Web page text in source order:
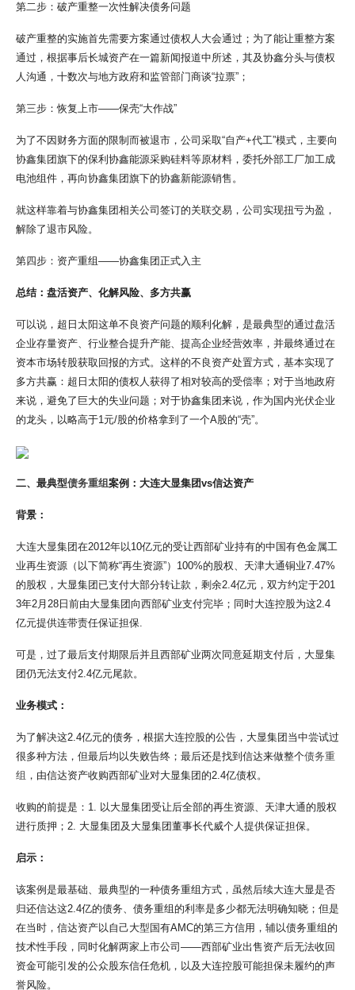
第二步：破产重整一次性解决债务问题
破产重整的实施首先需要方案通过债权人大会通过；为了能让重整方案
通过，根据事后长城资产在一篇新闻报道中所述，其及协鑫分头与债权
人沟通，十数次与地方政府和监管部门商谈“拉票”；
第三步：恢复上市——保壳“大作战”
为了不因财务方面的限制而被退市，公司采取“自产+代工”模式，主要向
协鑫集团旗下的保利协鑫能源采购硅料等原材料，委托外部工厂加工成
电池组件，再向协鑫集团旗下的协鑫新能源销售。
就这样靠着与协鑫集团相关公司签订的关联交易，公司实现扭亏为盈，
解除了退市风险。
第四步：资产重组——协鑫集团正式入主
总结：盘活资产、化解风险、多方共赢
可以说，超日太阳这单不良资产问题的顺利化解，是最典型的通过盘活
企业存量资产、行业整合提升产能、提高企业经营效率，并最终通过在
资本市场转股获取回报的方式。这样的不良资产处置方式，基本实现了
多方共赢：超日太阳的债权人获得了相对较高的受偿率；对于当地政府
来说，避免了巨大的失业问题；对于协鑫集团来说，作为国内光伏企业
的龙头，以略高于1元/股的价格拿到了一个A股的“壳”。
二、最典型债务重组案例：大连大显集团vs信达资产
背景：
大连大显集团在2012年以10亿元的受让西部矿业持有的中国有色金属工
业再生资源（以下简称“再生资源”）100%的股权、天津大通铜业7.47%
的股权，大显集团已支付大部分转让款，剩余2.4亿元，双方约定于201
3年2月28日前由大显集团向西部矿业支付完毕；同时大连控股为这2.4
亿元提供连带责任保证担保.
可是，过了最后支付期限后并且西部矿业两次同意延期支付后，大显集
团仍无法支付2.4亿元尾款。
业务模式：
为了解决这2.4亿元的债务，根据大连控股的公告，大显集团当中尝试过
很多种方法，但最后均以失败告终；最后还是找到信达来做整个债务重
组 ，由信达资产收购西部矿业对大显集团的2.4亿债权。
收购的前提是：1. 以大显集团受让后全部的再生资源、天津大通的股权
进行质押；2. 大显集团及大显集团董事长代威个人提供保证担保。
启示：
该案例是最基础、最典型的一种债务重组方式，虽然后续大连大显是否
归还信达这2.4亿的债务、债务重组的利率是多少都无法明确知晓；但是
在当时，信达资产以自己大型国有AMC的第三方信用，辅以债务重组的
技术性手段，同时化解两家上市公司——西部矿业出售资产后无法收回
资金可能引发的公众股东信任危机，以及大连控股可能担保未履约的声
誉风险。